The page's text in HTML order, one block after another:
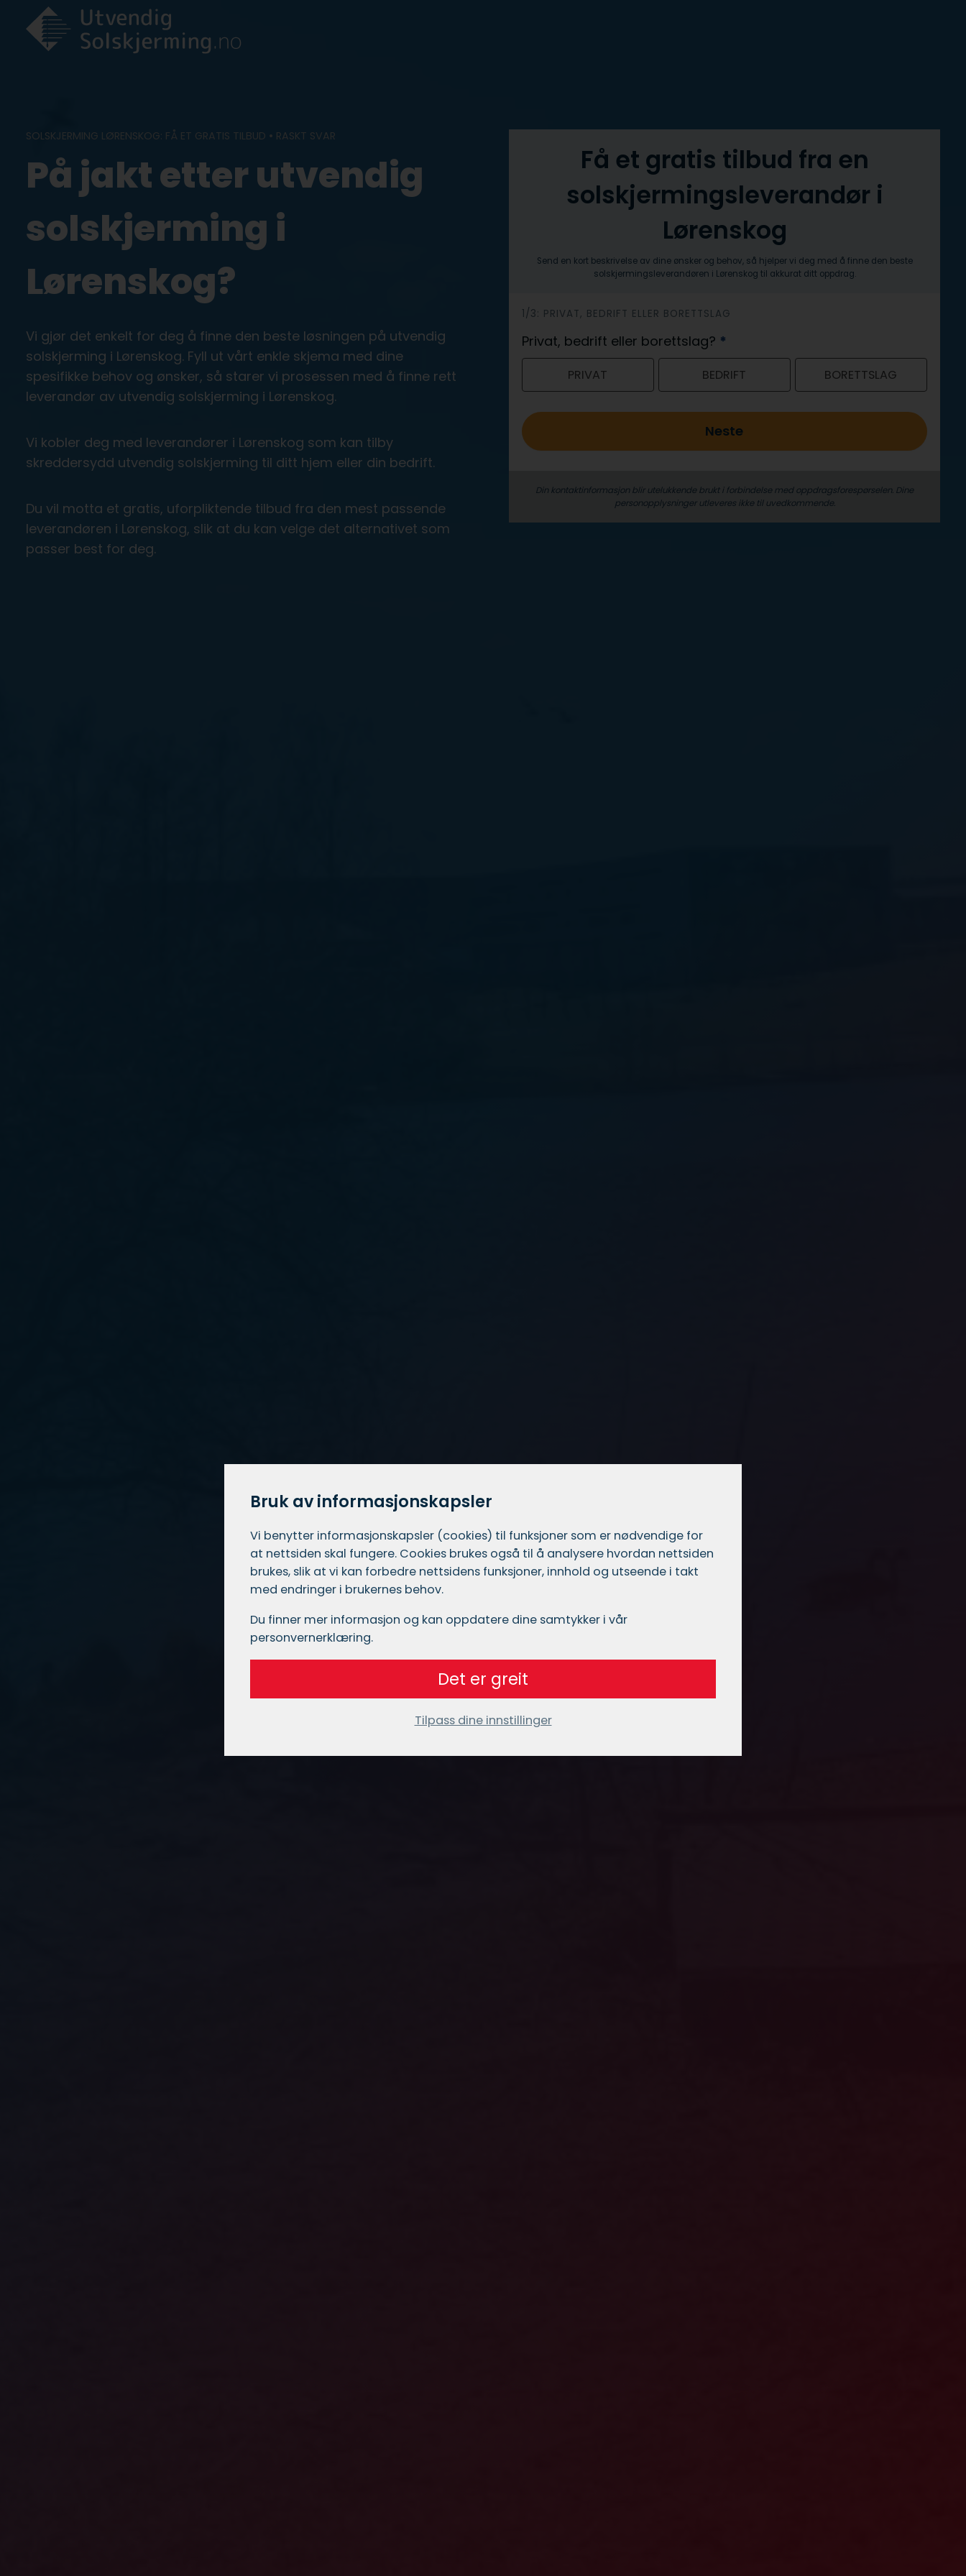
content
SOLSKJERMING LØRENSKOG: FÅ ET GRATIS TILBUD • RASKT SVAR
På jakt etter utvendig
solskjerming i
Lørenskog?
Vi gjør det enkelt for deg å finne den beste løsningen på utvendig
solskjerming i Lørenskog. Fyll ut vårt enkle skjema med dine
spesifikke behov og ønsker, så starer vi prosessen med å finne rett
leverandør av utvendig solskjerming i Lørenskog.
Vi kobler deg med leverandører i Lørenskog som kan tilby
skreddersydd utvendig solskjerming til ditt hjem eller din bedrift.
Du vil motta et gratis, uforpliktende tilbud fra den mest passende
leverandøren i Lørenskog, slik at du kan velge det alternativet som
passer best for deg.
Få et gratis tilbud fra en
solskjermingsleverandør i
Lørenskog
Send en kort beskrivelse av dine ønsker og behov, så hjelper vi deg med å finne den beste
solskjermingsleverandøren i Lørenskog til akkurat ditt oppdrag.
h
e
r
1/3: PRIVAT, BEDRIFT ELLER BORETTSLAG
Privat, bedrift eller borettslag? *
PRIVAT BEDRIFT BORETTSLAG
Neste
Din kontaktinformasjon blir utelukkende brukt i forbindelse med oppdrags­forespørselen. Dine
person­­opplysninger utleveres ikke til uvedkommende.
Bruk av informasjonskapsler
Vi benytter informasjons­kapsler (cookies) til funksjoner som er nødvendige for
at nettsiden skal fungere. Cookies brukes også til å analysere hvordan nettsiden
brukes, slik at vi kan forbedre nettsidens funksjoner, innhold og utseende i takt
med endringer i brukernes behov.
Du finner mer informasjon og kan oppdatere dine samtykker i vår
personvernerklæring.
Det er greit
Tilpass dine innstillinger